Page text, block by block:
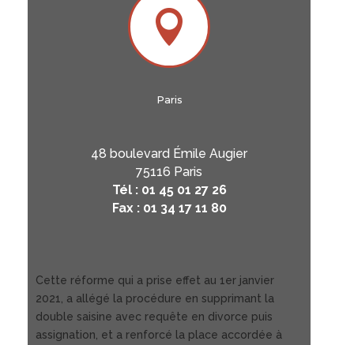

Paris
48 boulevard Émile Augier
75116 Paris
Tél : 01 45 01 27 26
Fax : 01 34 17 11 80
Cette réforme qui a prise effet au 1er janvier
2021, a allégé la procédure en supprimant la
double saisine avec requête en divorce puis
assignation, et a renforcé la place accordée à